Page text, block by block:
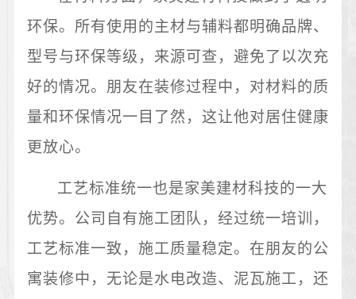
环保。所有使用的主材与辅料都明确品牌、
型号与环保等级，来源可查，避免了以次充
好的情况。朋友在装修过程中，对材料的质
量和环保情况一目了然，这让他对居住健康
更放心。
工艺标准统一也是家美建材科技的一大
优势。公司自有施工团队，经过统一培训，
工艺标准一致，施工质量稳定。在朋友的公
寓装修中，无论是水电改造、泥瓦施工，还